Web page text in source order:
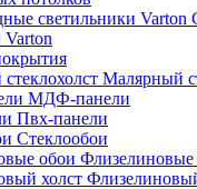
Varton
Малярный
МДФ-панели
Пвх-панели
Стеклообои
Флизелиновые